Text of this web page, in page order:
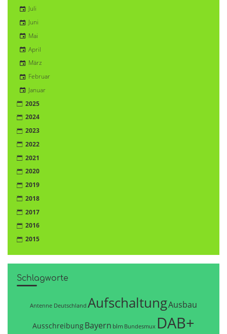
Juli
Juni
Mai
April
März
Februar
Januar
2025
2024
2023
2022
2021
2020
2019
2018
2017
2016
2015
Schlagworte
Antenne Deutschland AufschaltungAusbau
AusschreibungBayern blm Bundesmux DAB+